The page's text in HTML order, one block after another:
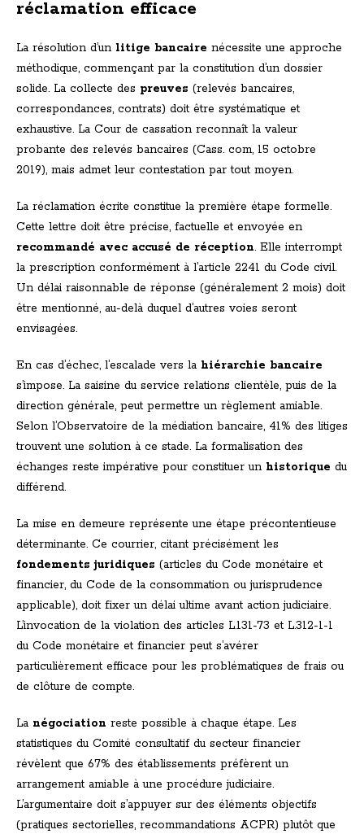
réclamation efficace
La résolution d’un litige bancaire nécessite une approche
méthodique, commençant par la constitution d’un dossier
solide. La collecte des preuves (relevés bancaires,
correspondances, contrats) doit être systématique et
exhaustive. La Cour de cassation reconnaît la valeur
probante des relevés bancaires (Cass. com, 15 octobre
2019), mais admet leur contestation par tout moyen.
La réclamation écrite constitue la première étape formelle.
Cette lettre doit être précise, factuelle et envoyée en
recommandé avec accusé de réception. Elle interrompt
la prescription conformément à l’article 2241 du Code civil.
Un délai raisonnable de réponse (généralement 2 mois) doit
être mentionné, au-delà duquel d’autres voies seront
envisagées.
En cas d’échec, l’escalade vers la hiérarchie bancaire
s’impose. La saisine du service relations clientèle, puis de la
direction générale, peut permettre un règlement amiable.
Selon l’Observatoire de la médiation bancaire, 41% des litiges
trouvent une solution à ce stade. La formalisation des
échanges reste impérative pour constituer un historique du
différend.
La mise en demeure représente une étape précontentieuse
déterminante. Ce courrier, citant précisément les
fondements juridiques (articles du Code monétaire et
financier, du Code de la consommation ou jurisprudence
applicable), doit fixer un délai ultime avant action judiciaire.
L’invocation de la violation des articles L.131-73 et L.312-1-1
du Code monétaire et financier peut s’avérer
particulièrement efficace pour les problématiques de frais ou
de clôture de compte.
La négociation reste possible à chaque étape. Les
statistiques du Comité consultatif du secteur financier
révèlent que 67% des établissements préfèrent un
arrangement amiable à une procédure judiciaire.
L’argumentaire doit s’appuyer sur des éléments objectifs
(pratiques sectorielles, recommandations ACPR) plutôt que